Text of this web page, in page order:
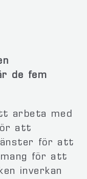
de fem
arbeta med
att
för att
för att
inverkan